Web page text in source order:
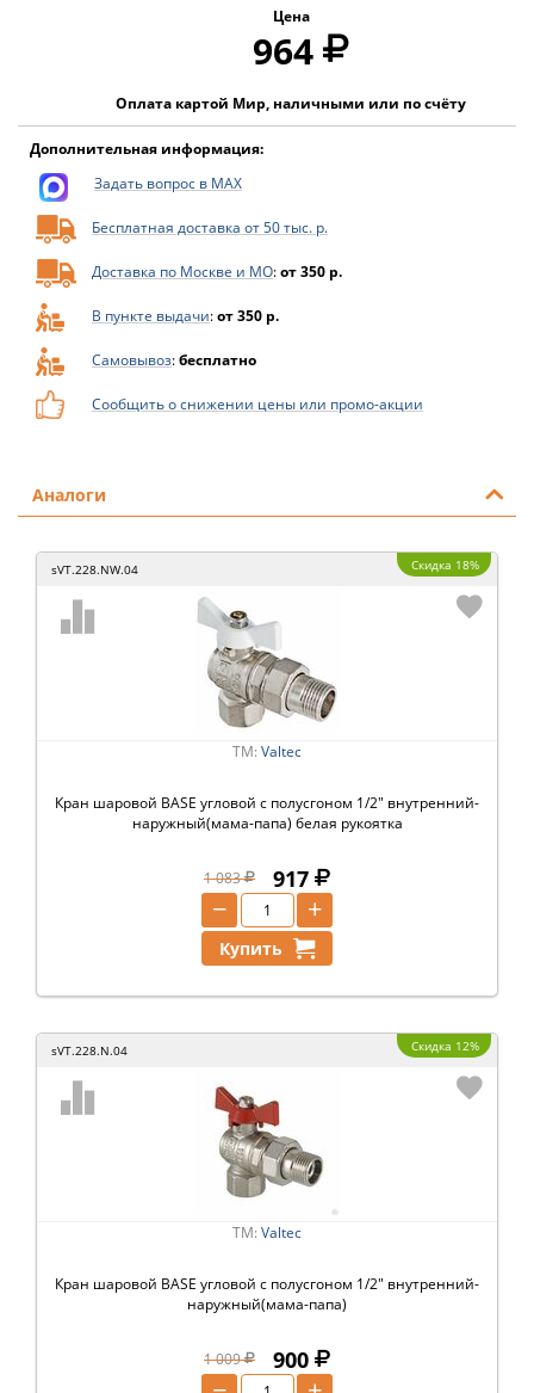
Цена
964
Оплата картой Мир, наличными или по счёту
Дополнительная информация:
Задать вопрос в MAX
Бесплатная доставка от 50 тыс. р.
Доставка по Москве и МО:от 350 р.
В пункте выдачи:от 350 р.
Самовывоз:бесплатно
Сообщить о снижении цены или промо-акции
Аналоги
sVT.228.NW.04 Скидка 18%
ТМ: Valtec
Кран шаровой BASE угловой с полусгоном 1/2" внутренний-
наружный(мама-папа) белая рукоятка
1 083 917
+
−
Купить
sVT.228.N.04 Скидка 12%
ТМ: Valtec
Кран шаровой BASE угловой с полусгоном 1/2" внутренний-
наружный(мама-папа)
1 009 900